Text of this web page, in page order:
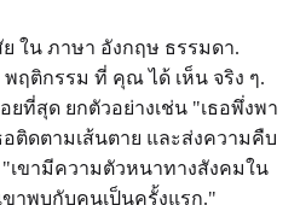
ใน ภาษา อังกฤษ ธรรมดา.
ฤติกรรม ที่ คุณ ได้ เห็น จริง ๆ.
ที่สุด ยกตัวอย่างเช่น "เธอพึ่งพา
อติดตามเส้นตาย และส่งความคืบ
ขามีความตัวหนาทางสังคมใน
าพบกับคนเป็นครั้งแรก."